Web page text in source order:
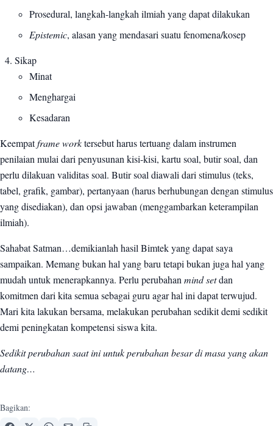
Prosedural, langkah-langkah ilmiah yang dapat dilakukan
Epistemic, alasan yang mendasari suatu fenomena/kosep
Sikap
Minat
Menghargai
Kesadaran
Keempatframe work tersebut harus tertuang dalam instrumen
penilaian mulai dari penyusunan kisi-kisi, kartu soal, butir soal, dan
perlu dilakuan validitas soal. Butir soal diawali dari stimulus (teks,
tabel, grafik, gambar), pertanyaan (harus berhubungan dengan stimulus
yang disediakan), dan opsi jawaban (menggambarkan keterampilan
ilmiah).
Sahabat Satman…demikianlah hasil Bimtek yang dapat saya
sampaikan. Memang bukan hal yang baru tetapi bukan juga hal yang
mudah untuk menerapkannya. Perlu perubahan mind setdan
komitmen dari kita semua sebagai guru agar hal ini dapat terwujud.
Mari kita lakukan bersama, melakukan perubahan sedikit demi sedikit
demi peningkatan kompetensi siswa kita.
Sedikit perubahan saat ini untuk perubahan besar di masa yang akan
datang…
Bagikan: